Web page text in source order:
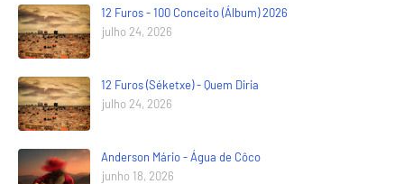
12 Furos - 100 Conceito (Álbum) 2026
julho 24, 2026
12 Furos (Séketxe) - Quem Diria
julho 24, 2026
Anderson Mário - Água de Côco
junho 18, 2026